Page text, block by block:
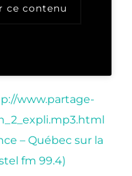
ce contenu
www.partage-
– Québec sur la
fm 99.4)